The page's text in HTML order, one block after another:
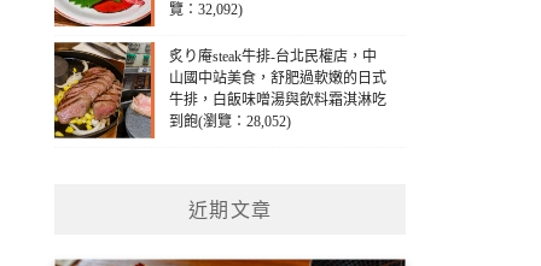
覽：32,092)
炙り庵steak牛排-台北民權店，中
山國中站美食，舒肥過軟嫩的日式
牛排，白飯味噌湯與飲料霜淇淋吃
到飽(瀏覽：28,052)
近期文章